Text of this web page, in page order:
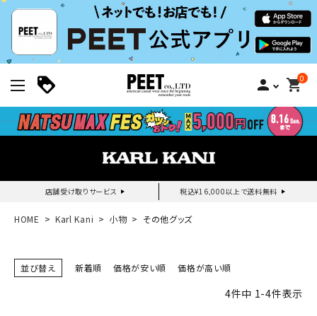
person 0
shopping_cart
店舗受け取りサービス 税込¥16,000以上で送料無料
新規会員登録｜ログイン
ご利用ガイド
HOME Karl Kani 小物 その他グッズ
並び替え 新着順 価格が安い順 価格が高い順
4件中 1-4件表示